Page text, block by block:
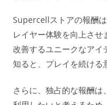
Supercellストアの報酬
レイヤー体験を向上さ
改善するユニークなアイ
知ると、プレイを続ける
さらに、独占的な報酬